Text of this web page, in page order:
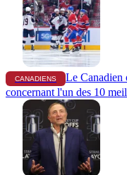
CANADIENS
Le Canadien
concernant l'un des 10